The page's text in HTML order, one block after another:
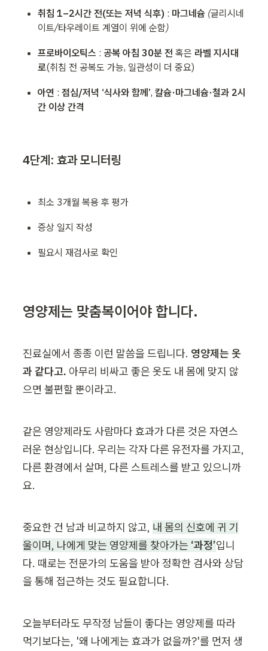
취침 1–2시간 전(또는 저녁 식후) : 마그네슘 (글리시네
이트/타우레이트 계열이 위에 순함)
프로바이오틱스 : 공복 아침 30분 전 혹은 라벨 지시대
로(취침 전 공복도 가능, 일관성이 더 중요)
아연 : 점심/저녁 ‘식사와 함께’, 칼슘·마그네슘·철과 2시
간 이상 간격
4단계: 효과 모니터링
최소 3개월 복용 후 평가
증상 일지 작성
필요시 재검사로 확인
영양제는 맞춤복이어야 합니다.
진료실에서 종종 이런 말씀을 드립니다. 영양제는 옷
과 같다고. 아무리 비싸고 좋은 옷도 내 몸에 맞지 않
으면 불편할 뿐이라고.
같은 영양제라도 사람마다 효과가 다른 것은 자연스
러운 현상입니다. 우리는 각자 다른 유전자를 가지고,
다른 환경에서 살며, 다른 스트레스를 받고 있으니까
요.
중요한 건 남과 비교하지 않고, 내 몸의 신호에 귀 기
울이며, 나에게 맞는 영양제를 찾아가는 ‘과정’입니
다. 때로는 전문가의 도움을 받아 정확한 검사와 상담
을 통해 접근하는 것도 필요합니다.
오늘부터라도 무작정 남들이 좋다는 영양제를 따라
먹기보다는, '왜 나에게는 효과가 없을까?'를 먼저 생